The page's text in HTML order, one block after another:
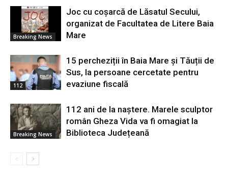
Breaking News
Joc cu coșarcă de Lăsatul Secului,
organizat de Facultatea de Litere Baia
Mare
112
15 percheziții în Baia Mare și Tăuții de
Sus, la persoane cercetate pentru
evaziune fiscală
Breaking News
112 ani de la naștere. Marele sculptor
român Gheza Vida va fi omagiat la
Biblioteca Județeană